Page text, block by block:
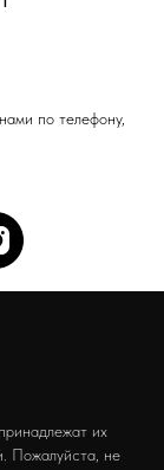
по телефону,
их
Пожалуйста, не